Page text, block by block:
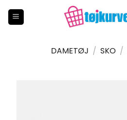
DAMETØJ / SKO /